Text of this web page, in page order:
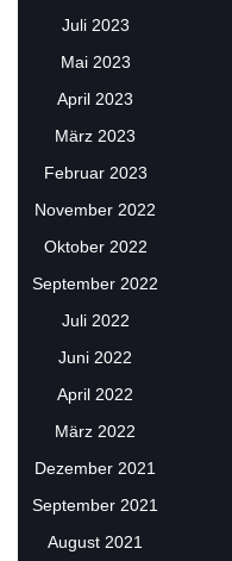
Juli 2023
Mai 2023
April 2023
März 2023
Februar 2023
November 2022
Oktober 2022
September 2022
Juli 2022
Juni 2022
April 2022
März 2022
Dezember 2021
September 2021
August 2021